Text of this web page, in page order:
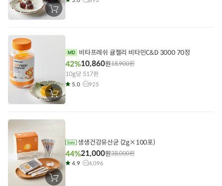
장
바
에
장
바
에
비타프레쉬 귤젤리 비타민C&D 3000 70정
42%10,860원18,900원
10g당 517원
5.0 925
장
생생건강유산균 (2g×100포)
44%21,000원38,000원
4.9 4,096